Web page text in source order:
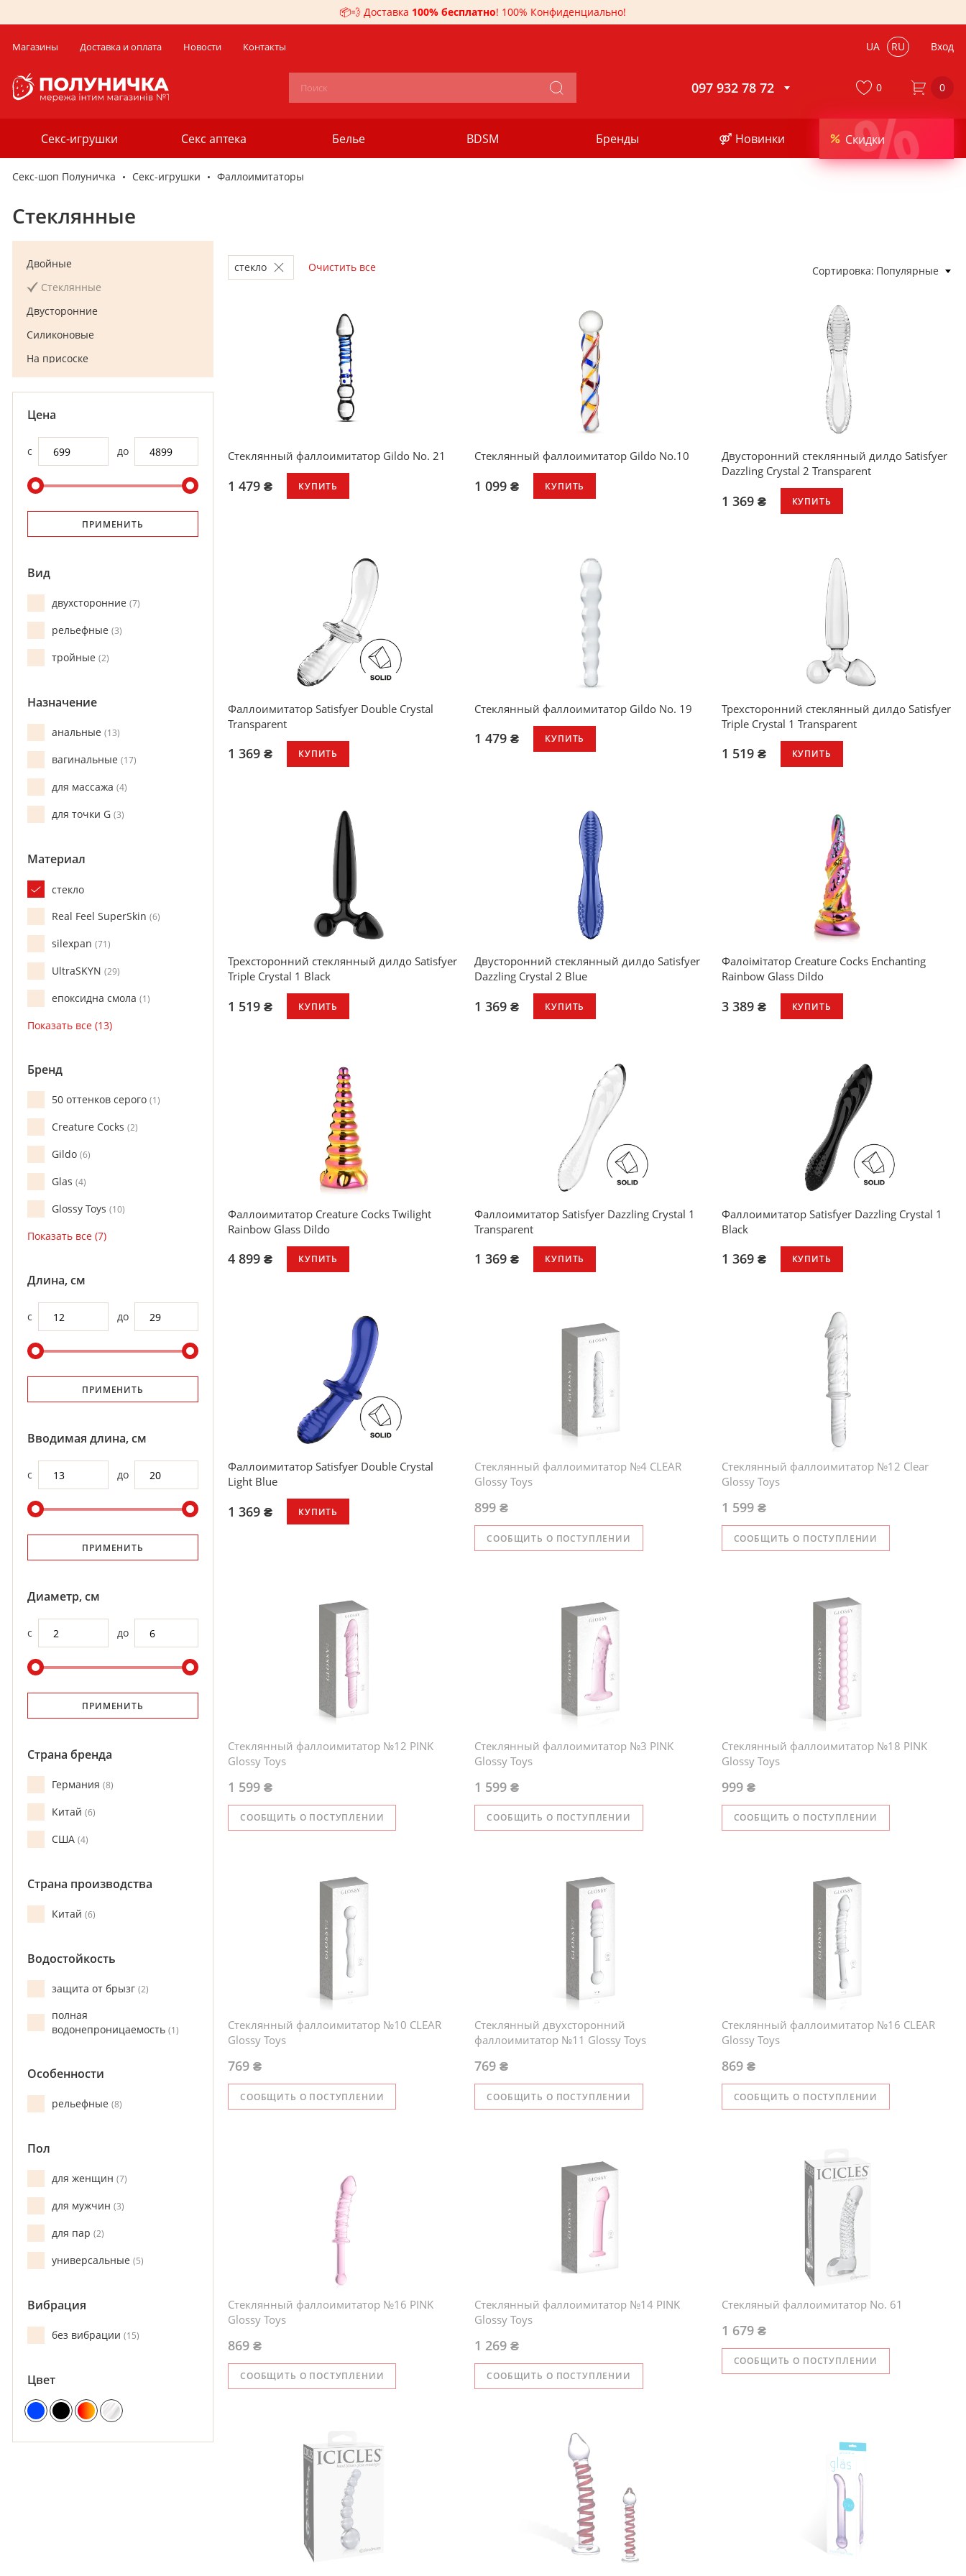
📦💨 Доставка 100% бесплатно! 100% Конфиденциально!
Магазины Доставка и оплата Новости Контакты UA RU Вход
097 932 78 72 0
Секс-игрушки Секс аптека Белье BDSM Бренды ⚤ Новинки %
Скидки
0
Секс-шоп Полуничка Секс-игрушки Фаллоимитаторы
Стеклянные
Очистить все
стекло Сортировка Популярные
Стеклянный фаллоимитатор Gildo No. 21
1 479 ₴ КУПИТЬ
Стеклянный фаллоимитатор Gildo No.10
1 099 ₴ КУПИТЬ
выпуклый декор по всей длине для
дополнительной стимуляции
круглая ручка-ограничитель обеспечивает
безопасность и удобство
легко нагреть или охладить для еще более
интенсивной стимуляции
Двусторонний стеклянный дилдо Satisfyer
Dazzling Crystal 2 Transparent
1 369 ₴ КУПИТЬ
Фаллоимитатор Satisfyer Double Crystal
Transparent
1 369 ₴ КУПИТЬ
Стеклянный фаллоимитатор Gildo No. 19
1 479 ₴ КУПИТЬ
круглые «бусины» для ярких ощущений при
полностью гладкий и прозрачный
легко нагреть или охладить для еще более
интенсивной стимуляции
Трехсторонний стеклянный дилдо Satisfyer
Triple Crystal 1 Transparent
1 519 ₴ КУПИТЬ
Трехсторонний стеклянный дилдо Satisfyer
Triple Crystal 1 Black
1 519 ₴ КУПИТЬ
Двусторонний стеклянный дилдо Satisfyer
Dazzling Crystal 2 Blue
1 369 ₴ КУПИТЬ
Фалоімітатор Creature Cocks Enchanting
Rainbow Glass Dildo
3 389 ₴ КУПИТЬ
Фаллоимитатор Creature Cocks Twilight
Rainbow Glass Dildo
4 899 ₴ КУПИТЬ
Фаллоимитатор Satisfyer Dazzling Crystal 1
Transparent
1 369 ₴ КУПИТЬ
Легко чистится
Фаллоимитатор Satisfyer Dazzling Crystal 1
Black
1 369 ₴ КУПИТЬ
Фаллоимитатор Satisfyer Double Crystal
Light Blue
1 369 ₴ КУПИТЬ
Стеклянный фаллоимитатор №4 CLEAR
Glossy Toys
СООБЩИТЬ О ПОСТУПЛЕНИИ
899 ₴
Стеклянный фаллоимитатор №12 Clear
Glossy Toys
СООБЩИТЬ О ПОСТУПЛЕНИИ
1 599 ₴
Стеклянный фаллоимитатор №12 PINK
Glossy Toys
СООБЩИТЬ О ПОСТУПЛЕНИИ
1 599 ₴
Стеклянный фаллоимитатор №3 PINK
Glossy Toys
СООБЩИТЬ О ПОСТУПЛЕНИИ
1 599 ₴
Стеклянный фаллоимитатор №18 PINK
Glossy Toys
СООБЩИТЬ О ПОСТУПЛЕНИИ
999 ₴
Стеклянный фаллоимитатор №10 CLEAR
Glossy Toys
СООБЩИТЬ О ПОСТУПЛЕНИИ
769 ₴
Стеклянный двухсторонний
фаллоимитатор №11 Glossy Toys
СООБЩИТЬ О ПОСТУПЛЕНИИ
769 ₴
Стеклянный фаллоимитатор №16 CLEAR
Glossy Toys
СООБЩИТЬ О ПОСТУПЛЕНИИ
869 ₴
Стеклянный фаллоимитатор №16 PINK
Glossy Toys
СООБЩИТЬ О ПОСТУПЛЕНИИ
869 ₴
Стеклянный фаллоимитатор №14 PINK
Glossy Toys
СООБЩИТЬ О ПОСТУПЛЕНИИ
1 269 ₴
Стекляный фаллоимитатор No. 61
СООБЩИТЬ О ПОСТУПЛЕНИИ
1 679 ₴
Двойные
Стеклянные
Двусторонние
Силиконовые
На присоске
С эакуляцией
Реалістичні
Цена
с до
ПРИМЕНИТЬ
Вид
двухсторонние 7
рельефные 3
тройные 2
Назначение
анальные 13
вагинальные 17
для массажа 4
для точки G 3
Материал
стекло
Real Feel SuperSkin 6
silexpan 71
UltraSKYN 29
епоксидна смола 1
Бренд
50 оттенков серого 1
Creature Cocks 2
Gildo 6
Glas 4
Glossy Toys 10
Длина, см
с до
ПРИМЕНИТЬ
Вводимая длина, см
с до
ПРИМЕНИТЬ
Диаметр, см
с до
ПРИМЕНИТЬ
Страна бренда
Германия 8
Китай 6
США 4
Страна производства
Китай 6
Водостойкость
защита от брызг 2
полная
водонепроницаемость 1
Особенности
рельефные 8
Пол
для женщин 7
для мужчин 3
для пар 2
универсальные 5
Вибрация
без вибрации 15
Цвет